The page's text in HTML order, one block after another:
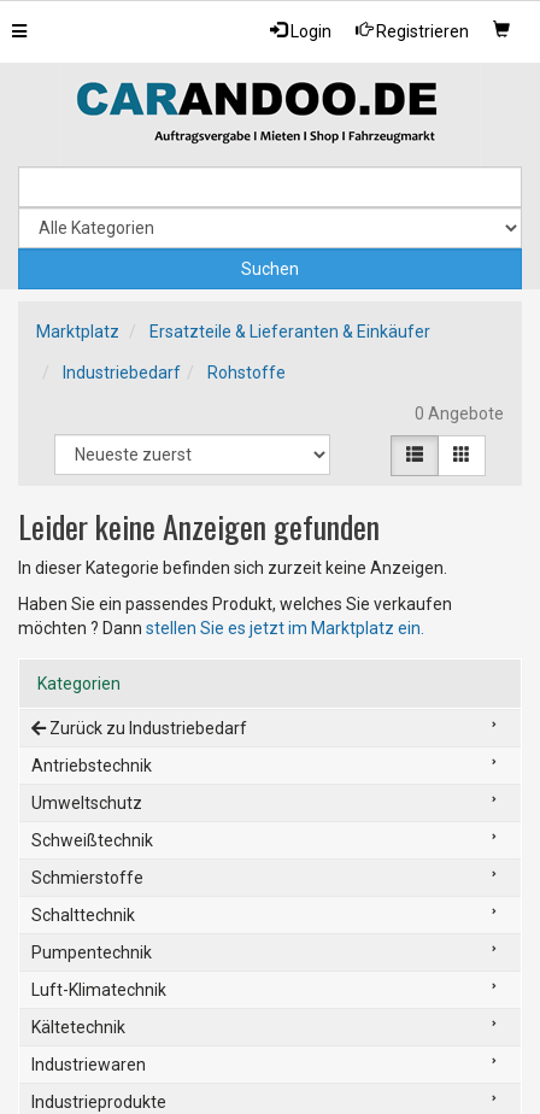
Login Registrieren
Toggle
navigation
Marktplatz Ersatzteile & Lieferanten & Einkäufer
Industriebedarf Rohstoffe
0 Angebote
Leider keine Anzeigen gefunden
In dieser Kategorie befinden sich zurzeit keine Anzeigen.
Haben Sie ein passendes Produkt, welches Sie verkaufen
möchten ? Dann stellen Sie es jetzt im Marktplatz ein.
Kategorien
Zurück zu Industriebedarf
Antriebstechnik
Umweltschutz
Schweißtechnik
Schmierstoffe
Schalttechnik
Pumpentechnik
Luft-Klimatechnik
Kältetechnik
Industriewaren
Industrieprodukte